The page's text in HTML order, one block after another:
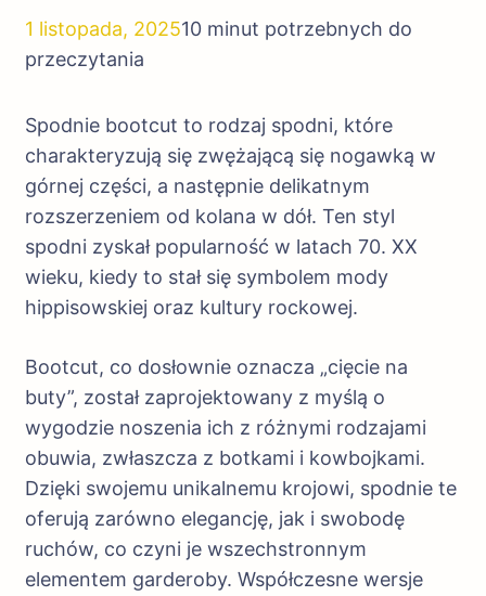
1 listopada, 202510 minut potrzebnych do
przeczytania
Spodnie bootcut to rodzaj spodni, które
charakteryzują się zwężającą się nogawką w
górnej części, a następnie delikatnym
rozszerzeniem od kolana w dół. Ten styl
spodni zyskał popularność w latach 70. XX
wieku, kiedy to stał się symbolem mody
hippisowskiej oraz kultury rockowej.
Bootcut, co dosłownie oznacza „cięcie na
buty”, został zaprojektowany z myślą o
wygodzie noszenia ich z różnymi rodzajami
obuwia, zwłaszcza z botkami i kowbojkami.
Dzięki swojemu unikalnemu krojowi, spodnie te
oferują zarówno elegancję, jak i swobodę
ruchów, co czyni je wszechstronnym
elementem garderoby. Współczesne wersje